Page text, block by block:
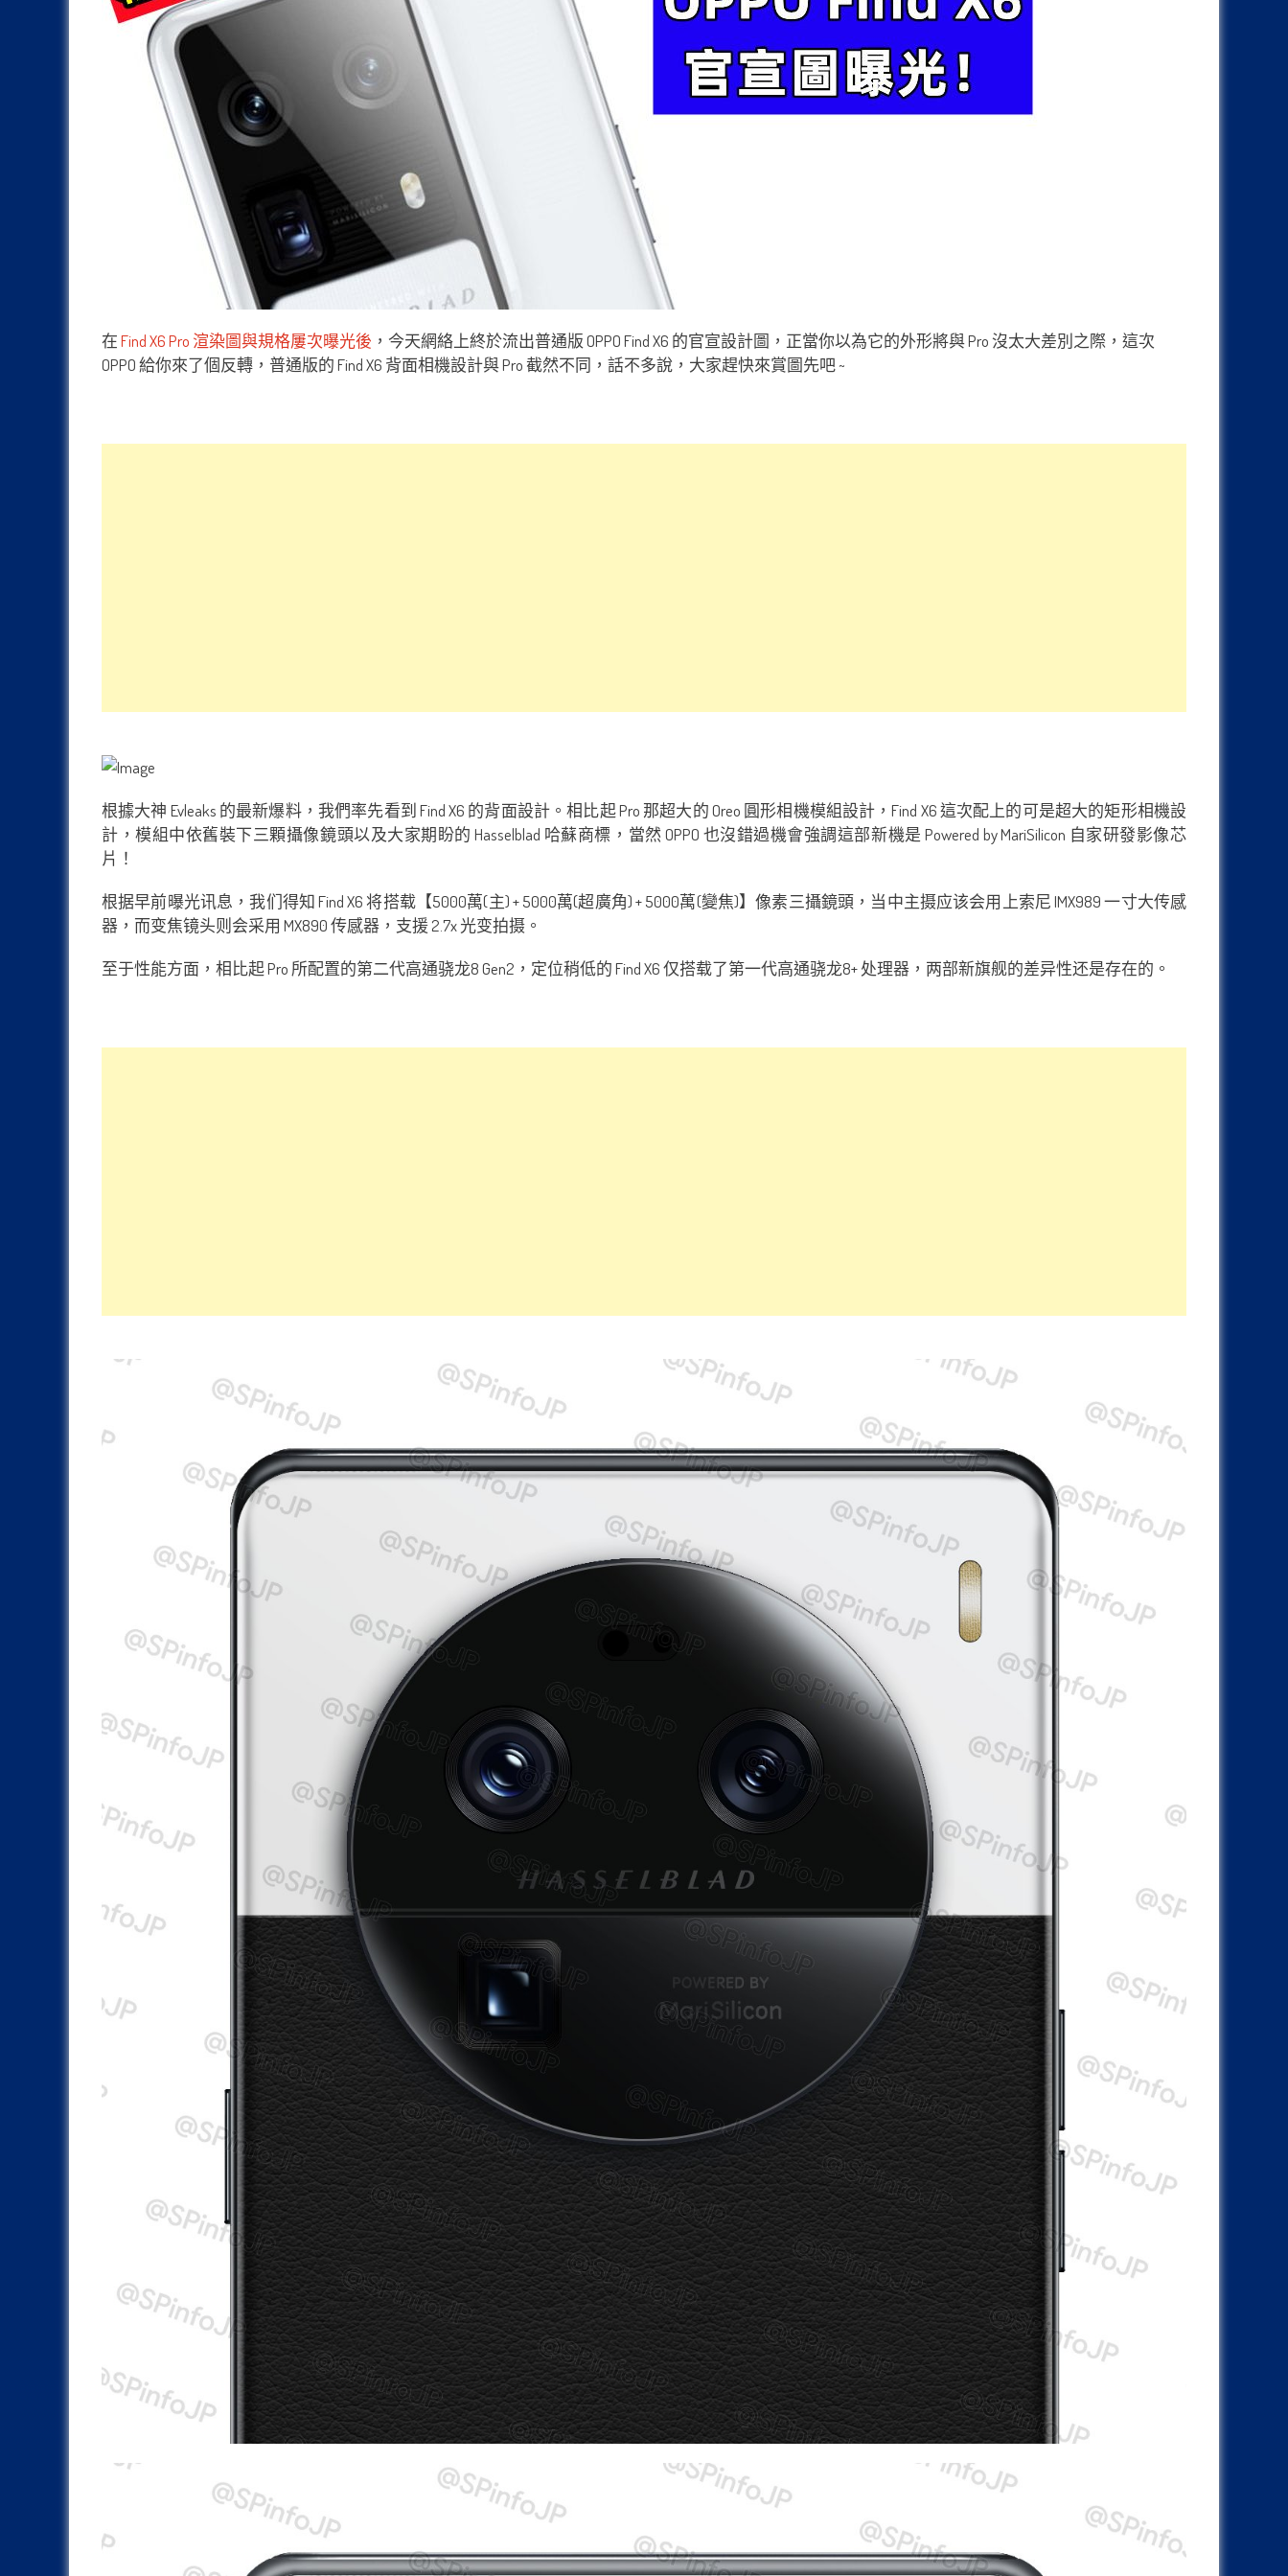
在Find X6 Pro 渲染圖與規格屢次曝光後 ，今天網絡上終於流出普通版 OPPO Find X6 的官宣設計圖，正當你以為它的外形將與 Pro 沒太大差別之際，這次
OPPO 給你來了個反轉，普通版的 Find X6 背面相機設計與 Pro 截然不同，話不多說，大家趕快來賞圖先吧 ~
根據大神 Evleaks 的最新爆料，我們率先看到 Find X6 的背面設計。相比起 Pro 那超大的 Oreo 圓形相機模組設計，Find X6 這次配上的可是超大的矩形相機設
計，模組中依舊裝下三顆攝像鏡頭以及大家期盼的 Hasselblad 哈蘇商標，當然 OPPO 也沒錯過機會強調這部新機是 Powered by MariSilicon 自家研發影像芯
片！
根据早前曝光讯息，我们得知 Find X6 将搭载【5000萬(主) + 5000萬(超廣角) + 5000萬(變焦)】像素三攝鏡頭，当中主摄应该会用上索尼 IMX989 一寸大传感
器，而变焦镜头则会采用 MX890 传感器，支援 2.7x 光变拍摄。
至于性能方面，相比起 Pro 所配置的第二代高通骁龙8 Gen2，定位稍低的 Find X6 仅搭载了第一代高通骁龙8+ 处理器，两部新旗舰的差异性还是存在的。